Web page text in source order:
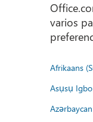
varios
Afrikaans
Asụsụ